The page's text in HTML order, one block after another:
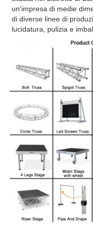
un'impresa di medie
di diverse linee di
lucidatura, pulizia e